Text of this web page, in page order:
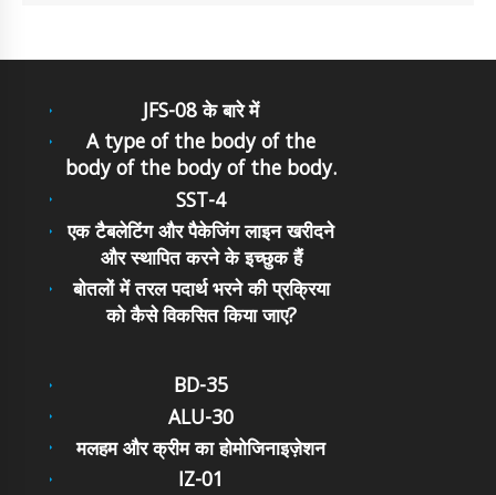
JFS-08 के बारे में
A type of the body of the
body of the body of the body.
SST-4
एक टैबलेटिंग और पैकेजिंग लाइन खरीदने
और स्थापित करने के इच्छुक हैं
बोतलों में तरल पदार्थ भरने की प्रक्रिया
को कैसे विकसित किया जाए?
BD-35
ALU-30
मलहम और क्रीम का होमोजिनाइज़ेशन
IZ-01